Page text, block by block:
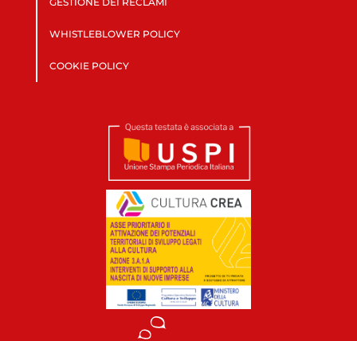
WHISTLEBLOWER POLICY
COOKIE POLICY